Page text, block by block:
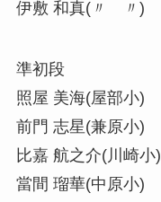
伊敷 和真(〃 〃)
準初段
照屋 美海(屋部小)
前門 志星(兼原小)
比嘉 航之介(川崎小)
當間 瑠華(中原小)